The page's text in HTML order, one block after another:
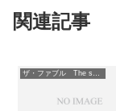
関連記事